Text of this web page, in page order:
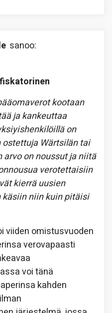
sanoo:
kootaan
ja kankeuttaa
on
Wärtsilän tai
on noussut ja niitä
verotettaisiin
kierrä uusien
niin kuin pitäisi
viiden omistusvuoden
verovapaasti
voi tänä
kahden